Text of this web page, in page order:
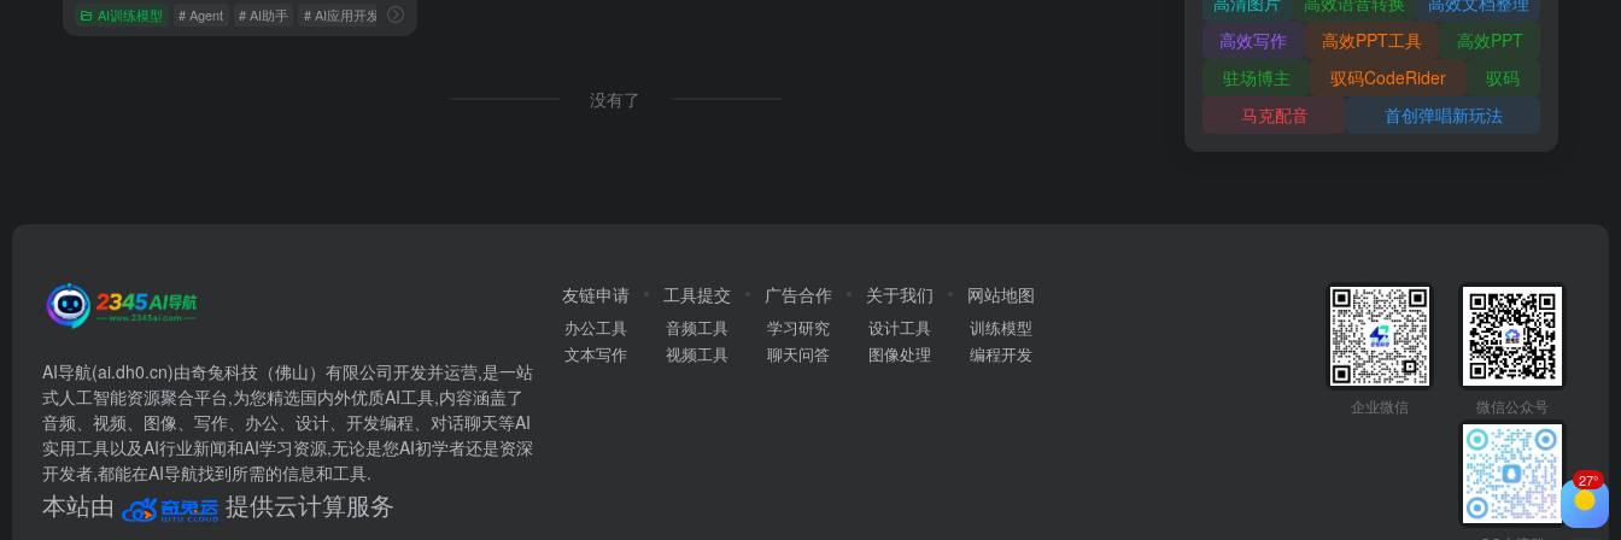
AI训练模型 # Agent # AI助手 # AI应用开发平台
没有了
高效写作
高效PPT工具
高效PPT
驻场博主
驭码CodeRider
驭码
马克配音
首创弹唱新玩法
AI导航(ai.dh0.cn)由奇兔科技（佛山）有限公司开发并运营,是一站
式人工智能资源聚合平台,为您精选国内外优质AI工具,内容涵盖了
音频、视频、图像、写作、办公、设计、开发编程、对话聊天等AI
实用工具以及AI行业新闻和AI学习资源,无论是您AI初学者还是资深
开发者,都能在AI导航找到所需的信息和工具.
本站由 提供云计算服务
友链申请
办公工具
文本写作
工具提交
音频工具
视频工具
广告合作
学习研究
聊天问答
关于我们
设计工具
图像处理
网站地图
训练模型
编程开发
企业微信 微信公众号
27°